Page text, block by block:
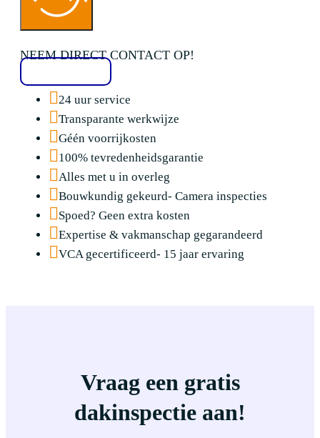
NEEM DIRECT CONTACT OP!
24 uur service
Transparante werkwijze
Géén voorrijkosten
100% tevredenheidsgarantie
Alles met u in overleg
Bouwkundig gekeurd- Camera inspecties
Spoed? Geen extra kosten
Expertise & vakmanschap gegarandeerd
VCA gecertificeerd- 15 jaar ervaring
Vraag een gratis
dakinspectie aan!